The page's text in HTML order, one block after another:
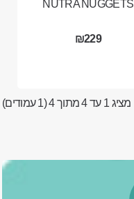
NUTRA NUGGETS
₪229
מציג 1 עד 4 מתוך 4 (1 עמודים)